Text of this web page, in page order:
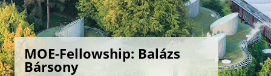
MOE-Fellowship: Balázs
Bársony